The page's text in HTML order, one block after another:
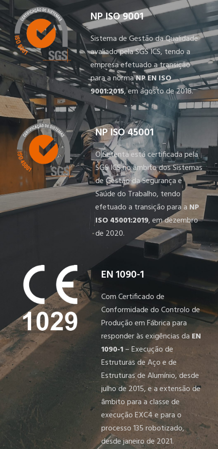
NP ISO 9001
Sistema de Gestão da Qualidade
avaliado pela SGS ICS, tendo a
empresa efetuado a transição
para a normaNP EN ISO
9001:2015, em agosto de 2018.
NP ISO 45001
O Setenta está certificada pela
SGS ICS no âmbito dos Sistemas
de Gestão da Segurança e
Saúde do Trabalho, tendo
efetuado a transição para a NP
ISO 45001:2019, em dezembro
de 2020.
EN 1090-1
Com Certificado de
Conformidade do Controlo de
Produção em Fábrica para
responder às exigências da EN
1090-1– Execução de
Estruturas de Aço e de
Estruturas de Alumínio, desde
julho de 2015, e a extensão de
âmbito para a classe de
execução EXC4 e para o
processo 135 robotizado,
desde janeiro de 2021.